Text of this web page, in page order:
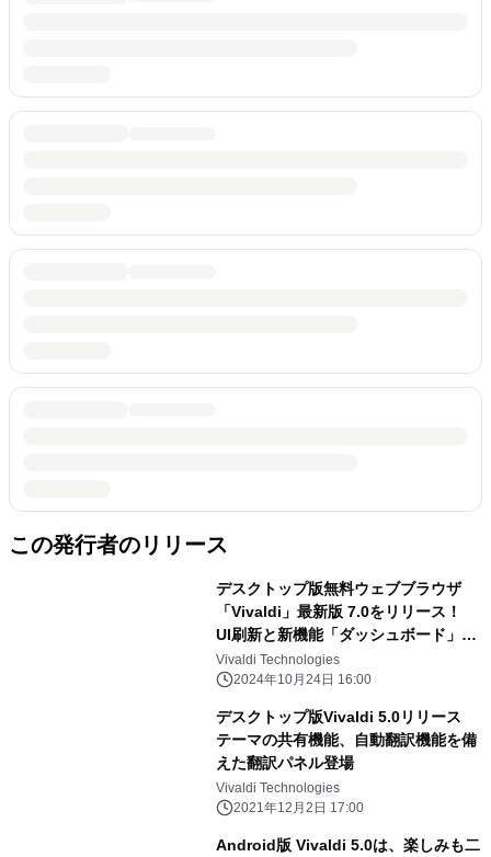
この発行者のリリース
デスクトップ版無料ウェブブラウザ
「Vivaldi」最新版 7.0をリリース！
UI刷新と新機能「ダッシュボード」と
ともに新たなシーズンに突入
Vivaldi Technologies
2024年10月24日 16:00
デスクトップ版Vivaldi 5.0リリース
テーマの共有機能、自動翻訳機能を備
えた翻訳パネル登場
Vivaldi Technologies
2021年12月2日 17:00
Android版 Vivaldi 5.0は、楽しみも二